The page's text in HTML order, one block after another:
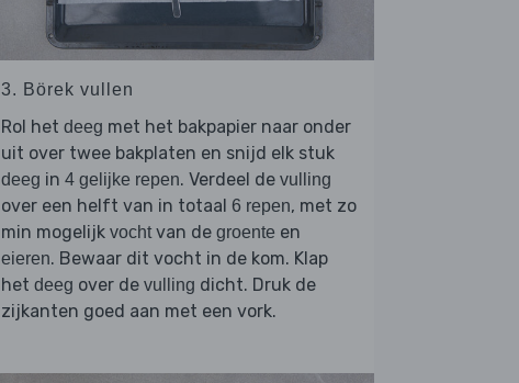
3. Börek vullen
Rol het deeg met het bakpapier naar onder
uit over twee bakplaten en snijd elk stuk
deeg in 4 gelijke repen. Verdeel de vulling
over een helft van in totaal 6 repen, met zo
min mogelijk vochtvan de groente en
eieren. Bewaar dit vocht in de kom. Klap
het deeg over de vulling dicht. Druk de
zijkanten goed aan met een vork.